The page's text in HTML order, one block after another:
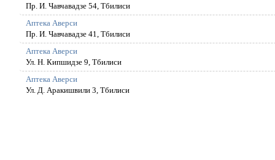
Пр. И. Чавчавадзе 54, Тбилиси
Аптека Аверси
Пр. И. Чавчавадзе 41, Тбилиси
Аптека Аверси
Ул. H. Кипшидзе 9, Тбилиси
Аптека Аверси
Ул. Д. Аракишвили 3, Тбилиси